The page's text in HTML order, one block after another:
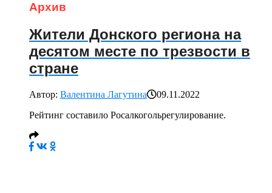
Архив
Жители Донского региона на
десятом месте по трезвости в
стране
Автор: Валентина Лагутина
09.11.2022
Рейтинг составило Росалкогольрегулирование.